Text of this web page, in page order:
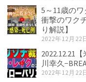
5～11歳の
衝撃のワク
り解説】
2022年12月22
2022.12.21
川幸久
2022年12月22